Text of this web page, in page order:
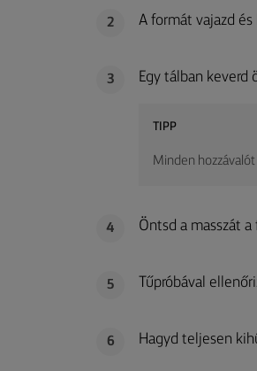
2 A formát vajazd
3 Egy tálban keverd
TIPP
Minden
4 Öntsd a masszát
5 Tűpróbával
6 Hagyd teljesen